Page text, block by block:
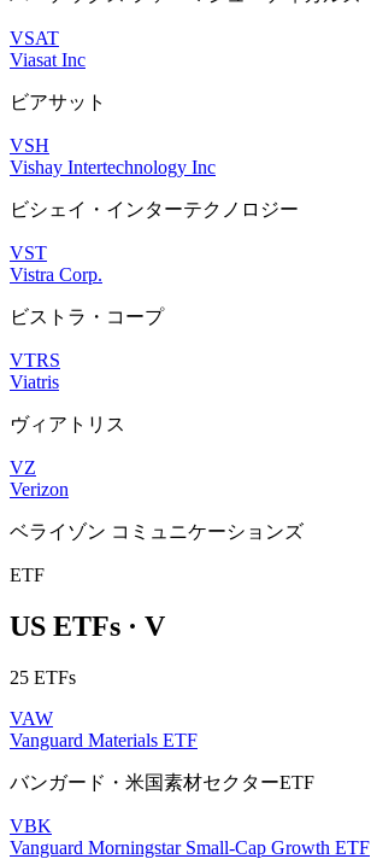
VSAT
Viasat Inc
ビアサット
VSH
Vishay Intertechnology Inc
ビシェイ・インターテクノロジー
VST
Vistra Corp.
ビストラ・コープ
VTRS
Viatris
ヴィアトリス
VZ
Verizon
ベライゾン コミュニケーションズ
ETF
US ETFs · V
25 ETFs
VAW
Vanguard Materials ETF
バンガード・米国素材セクターETF
VBK
Vanguard Morningstar Small-Cap Growth ETF